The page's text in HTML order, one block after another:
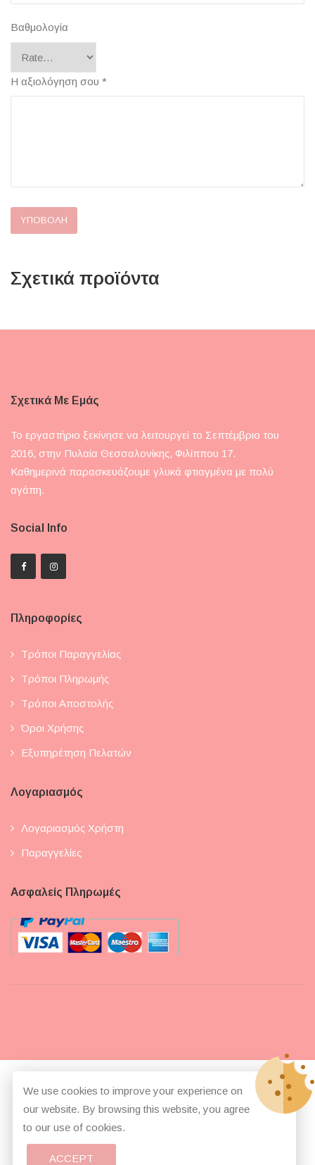
Βαθμολογία
Η αξιολόγηση σου *
Σχετικά προϊόντα
Σχετικά Με Εμάς
Το εργαστήριο ξεκίνησε να λειτουργεί το Σεπτέμβριο του
2016, στην Πυλαία Θεσσαλονίκης, Φιλίππου 17.
Καθημερινά παρασκευάζουμε γλυκά φτιαγμένα με πολύ
αγάπη.
Social Info
Πληροφορίες
Τρόποι Παραγγελίας
Τρόποι Πληρωμής
Τρόποι Αποστολής
Όροι Χρήσης
Εξυπηρέτηση Πελατών
Λογαριασμός
Λογαριασμός Χρήστη
Παραγγελίες
Ασφαλείς Πληρωμές
© Copyright 2026Pepi Beza Boutique BakingAll Rights
Reserved.
Develop and design by Ilias Bezas
We use cookies to improve your experience on
our website. By browsing this website, you agree
to our use of cookies.
ACCEPT